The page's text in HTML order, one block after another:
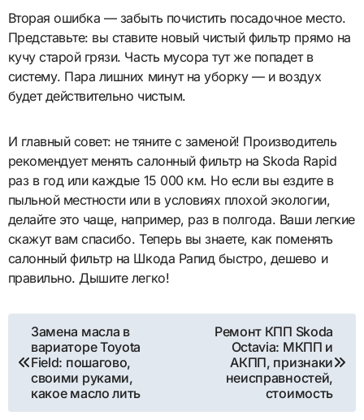
Вторая ошибка — забыть почистить посадочное место.
Представьте: вы ставите новый чистый фильтр прямо на
кучу старой грязи. Часть мусора тут же попадет в
систему. Пара лишних минут на уборку — и воздух
будет действительно чистым.
И главный совет: не тяните с заменой! Производитель
рекомендует менять салонный фильтр на Skoda Rapid
раз в год или каждые 15 000 км. Но если вы ездите в
пыльной местности или в условиях плохой экологии,
делайте это чаще, например, раз в полгода. Ваши легкие
скажут вам спасибо. Теперь вы знаете, как поменять
салонный фильтр на Шкода Рапид быстро, дешево и
правильно. Дышите легко!
Навигация
по
записям
Замена масла в
вариаторе Toyota
Field: пошагово,
своими руками,
какое масло лить
Ремонт КПП Skoda
Octavia: МКПП и
АКПП, признаки
неисправностей,
стоимость